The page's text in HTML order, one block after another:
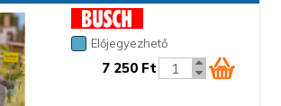
Előjegyezhető
7 250 Ft